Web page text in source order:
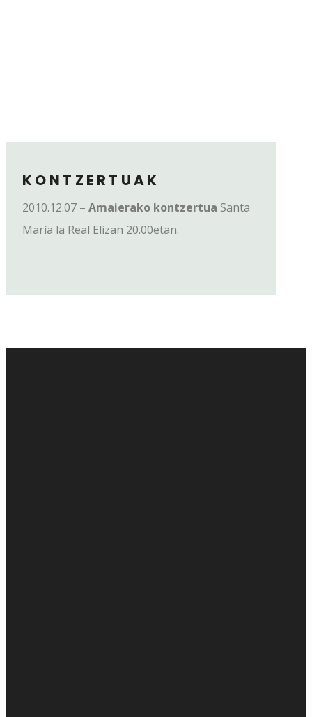
KONTZERTUAK
2010.12.07 – Amaierako kontzertua Santa
María la Real Elizan 20.00etan.